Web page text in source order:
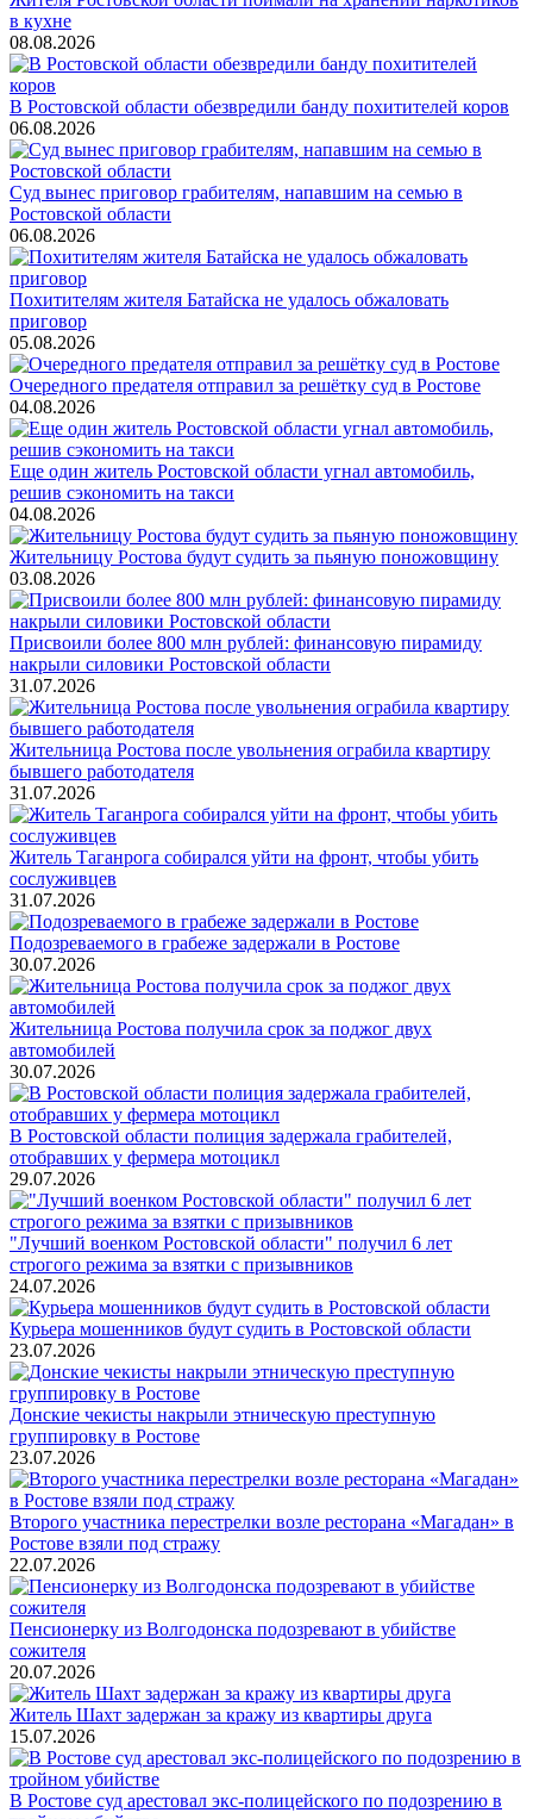
в кухне
08.08.2026
В Ростовской области обезвредили банду похитителей коров
06.08.2026
Суд вынес приговор грабителям, напавшим на семью в
Ростовской области
06.08.2026
Похитителям жителя Батайска не удалось обжаловать
приговор
05.08.2026
Очередного предателя отправил за решётку суд в Ростове
04.08.2026
Еще один житель Ростовской области угнал автомобиль,
решив сэкономить на такси
04.08.2026
Жительницу Ростова будут судить за пьяную поножовщину
03.08.2026
Присвоили более 800 млн рублей: финансовую пирамиду
накрыли силовики Ростовской области
31.07.2026
Жительница Ростова после увольнения ограбила квартиру
бывшего работодателя
31.07.2026
Житель Таганрога собирался уйти на фронт, чтобы убить
сослуживцев
31.07.2026
Подозреваемого в грабеже задержали в Ростове
30.07.2026
Жительница Ростова получила срок за поджог двух
автомобилей
30.07.2026
В Ростовской области полиция задержала грабителей,
отобравших у фермера мотоцикл
29.07.2026
"Лучший военком Ростовской области" получил 6 лет
строгого режима за взятки с призывников
24.07.2026
Курьера мошенников будут судить в Ростовской области
23.07.2026
Донские чекисты накрыли этническую преступную
группировку в Ростове
23.07.2026
Второго участника перестрелки возле ресторана «Магадан» в
Ростове взяли под стражу
22.07.2026
Пенсионерку из Волгодонска подозревают в убийстве
сожителя
20.07.2026
Житель Шахт задержан за кражу из квартиры друга
15.07.2026
В Ростове суд арестовал экс-полицейского по подозрению в